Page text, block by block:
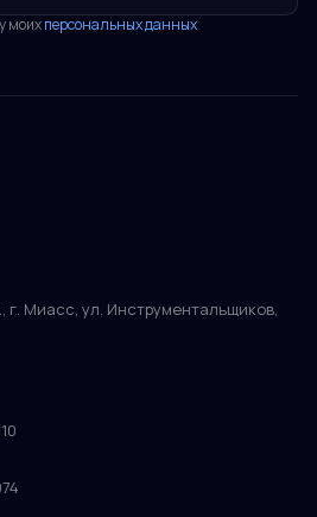
моихперсональных данных
г. Миасс, ул. Инструментальщиков,